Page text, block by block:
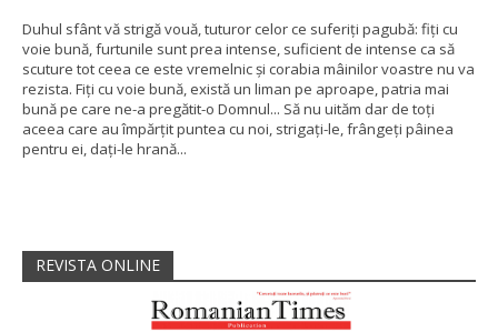
Duhul sfânt vă strigă vouă, tuturor celor ce suferiți pagubă: fiți cu
voie bună, furtunile sunt prea intense, suficient de intense ca să
scuture tot ceea ce este vremelnic și corabia mâinilor voastre nu va
rezista. Fiți cu voie bună, există un liman pe aproape, patria mai
bună pe care ne-a pregătit-o Domnul... Să nu uităm dar de toți
aceea care au împărțit puntea cu noi, strigați-le, frângeți pâinea
pentru ei, dați-le hrană...
REVISTA ONLINE